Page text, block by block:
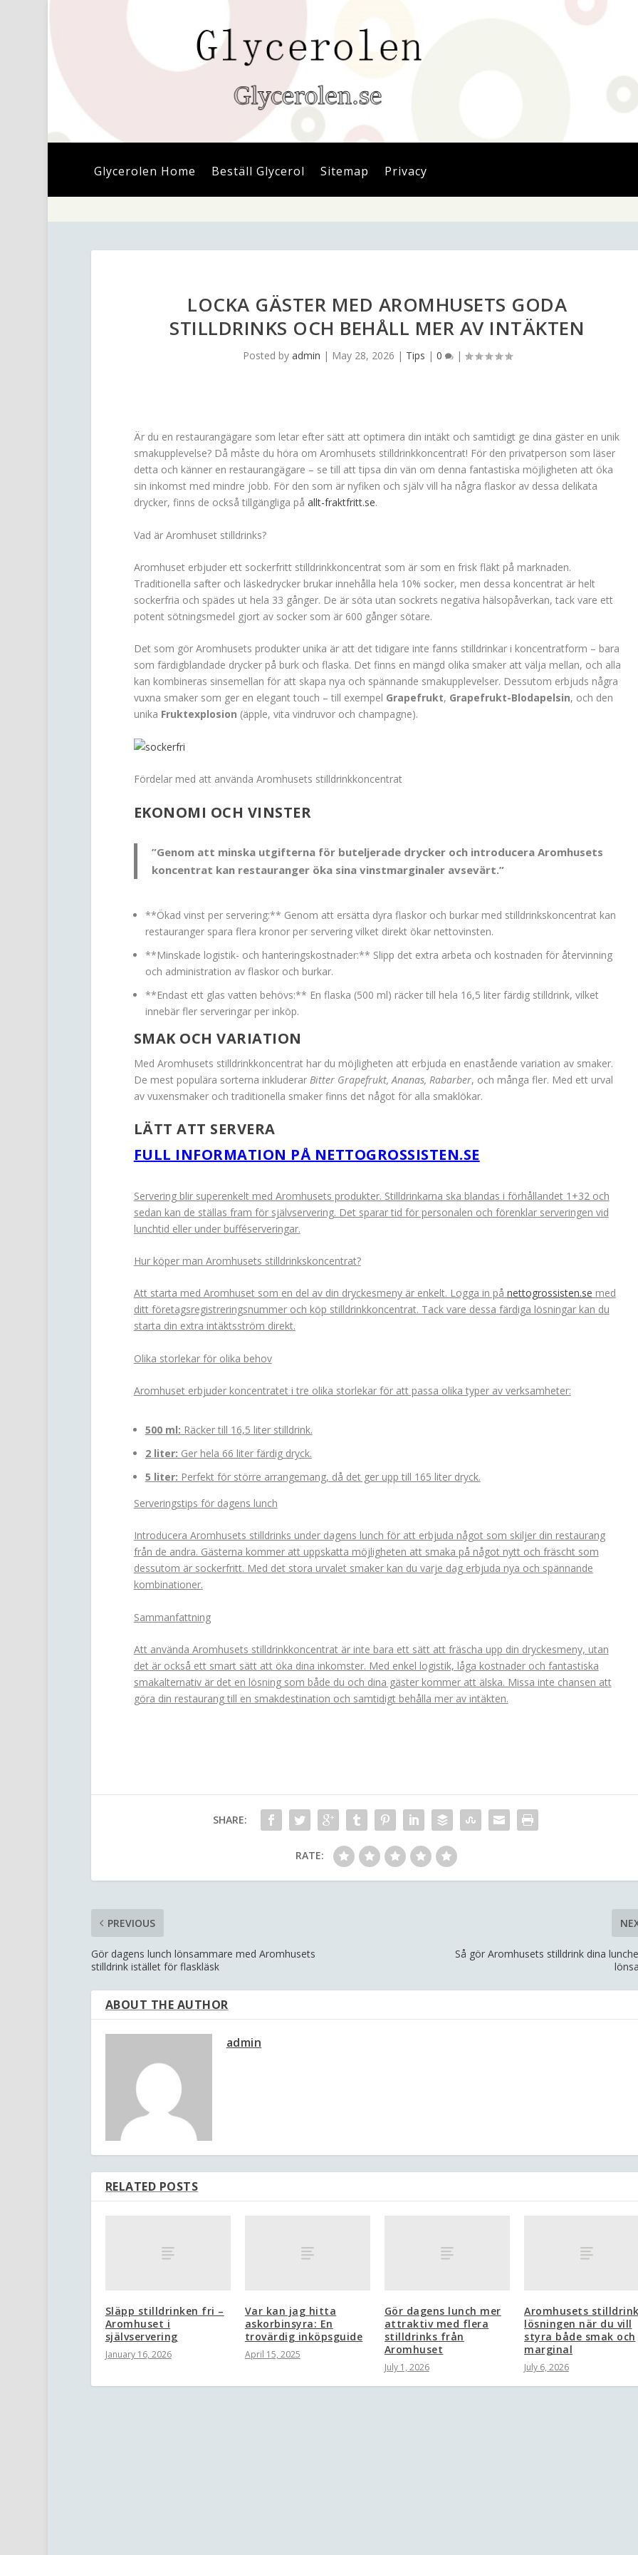
Glycerolen Home Beställ Glycerol Sitemap Privacy
LOCKA GÄSTER MED AROMHUSETS GODA
STILLDRINKS OCH BEHÅLL MER AV INTÄKTEN
Posted by admin | May 28, 2026 | Tips | 0 |
Är du en restaurangägare som letar efter sätt att optimera din intäkt och samtidigt ge dina gäster en unik
smakupplevelse? Då måste du höra om Aromhusets stilldrinkkoncentrat! För den privatperson som läser
detta och känner en restaurangägare – se till att tipsa din vän om denna fantastiska möjligheten att öka
sin inkomst med mindre jobb. För den som är nyfiken och själv vill ha några flaskor av dessa delikata
drycker, finns de också tillgängliga på allt-fraktfritt.se.
Vad är Aromhuset stilldrinks?
Aromhuset erbjuder ett sockerfritt stilldrinkkoncentrat som är som en frisk fläkt på marknaden.
Traditionella safter och läskedrycker brukar innehålla hela 10% socker, men dessa koncentrat är helt
sockerfria och spädes ut hela 33 gånger. De är söta utan sockrets negativa hälsopåverkan, tack vare ett
potent sötningsmedel gjort av socker som är 600 gånger sötare.
Det som gör Aromhusets produkter unika är att det tidigare inte fanns stilldrinkar i koncentratform – bara
som färdigblandade drycker på burk och flaska. Det finns en mängd olika smaker att välja mellan, och alla
kan kombineras sinsemellan för att skapa nya och spännande smakupplevelser. Dessutom erbjuds några
vuxna smaker som ger en elegant touch – till exempel Grapefrukt, Grapefrukt-Blodapelsin, och den
unika Fruktexplosion (äpple, vita vindruvor och champagne).
Fördelar med att använda Aromhusets stilldrinkkoncentrat
EKONOMI OCH VINSTER
”Genom att minska utgifterna för buteljerade drycker och introducera Aromhusets
koncentrat kan restauranger öka sina vinstmarginaler avsevärt.”
**Ökad vinst per servering:** Genom att ersätta dyra flaskor och burkar med stilldrinkskoncentrat kan
restauranger spara flera kronor per servering vilket direkt ökar nettovinsten.
**Minskade logistik- och hanteringskostnader:** Slipp det extra arbeta och kostnaden för återvinning
och administration av flaskor och burkar.
**Endast ett glas vatten behövs:** En flaska (500 ml) räcker till hela 16,5 liter färdig stilldrink, vilket
innebär fler serveringar per inköp.
SMAK OCH VARIATION
Med Aromhusets stilldrinkkoncentrat har du möjligheten att erbjuda en enastående variation av smaker.
De mest populära sorterna inkluderar Bitter Grapefrukt, Ananas, Rabarber, och många fler. Med ett urval
av vuxensmaker och traditionella smaker finns det något för alla smaklökar.
LÄTT ATT SERVERA
FULL INFORMATION PÅ NETTOGROSSISTEN.SE
Servering blir superenkelt med Aromhusets produkter. Stilldrinkarna ska blandas i förhållandet 1+32 och
sedan kan de ställas fram för självservering. Det sparar tid för personalen och förenklar serveringen vid
lunchtid eller under bufféserveringar.
Hur köper man Aromhusets stilldrinkskoncentrat?
Att starta med Aromhuset som en del av din dryckesmeny är enkelt. Logga in på nettogrossisten.se med
ditt företagsregistreringsnummer och köp stilldrinkkoncentrat. Tack vare dessa färdiga lösningar kan du
starta din extra intäktsström direkt.
Olika storlekar för olika behov
Aromhuset erbjuder koncentratet i tre olika storlekar för att passa olika typer av verksamheter:
500 ml: Räcker till 16,5 liter stilldrink.
2 liter: Ger hela 66 liter färdig dryck.
5 liter: Perfekt för större arrangemang, då det ger upp till 165 liter dryck.
Serveringstips för dagens lunch
Introducera Aromhusets stilldrinks under dagens lunch för att erbjuda något som skiljer din restaurang
från de andra. Gästerna kommer att uppskatta möjligheten att smaka på något nytt och fräscht som
dessutom är sockerfritt. Med det stora urvalet smaker kan du varje dag erbjuda nya och spännande
kombinationer.
Sammanfattning
Att använda Aromhusets stilldrinkkoncentrat är inte bara ett sätt att fräscha upp din dryckesmeny, utan
det är också ett smart sätt att öka dina inkomster. Med enkel logistik, låga kostnader och fantastiska
smakalternativ är det en lösning som både du och dina gäster kommer att älska. Missa inte chansen att
göra din restaurang till en smakdestination och samtidigt behålla mer av intäkten.
SHARE:
RATE:
PREVIOUS
Gör dagens lunch lönsammare med Aromhusets
stilldrink istället för flaskläsk
Så gör Aromhusets stilldrink dina
ABOUT THE AUTHOR
admin
RELATED POSTS
Släpp stilldrinken fri –
Aromhuset i
självservering
January 16, 2026
Var kan jag hitta
askorbinsyra: En
trovärdig inköpsguide
April 15, 2025
Gör dagens lunch mer
attraktiv med flera
stilldrinks från
Aromhuset
July 1, 2026
Aromhusets
lösningen när du vill
styra både smak och
marginal
July 6, 2026